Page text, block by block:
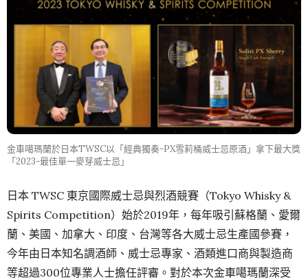
金車噶瑪蘭於日本TWSC以「經典獨奏-PX雪莉桶威士忌原酒」拿下最大獎
「2023-最佳單一麥芽威士忌」
日本 TWSC 東京國際威士忌與烈酒競賽（Tokyo Whisky &
Spirits Competition）始於2019年，每年吸引蘇格蘭、愛爾
蘭、美國、加拿大、印度、台灣等各大威士忌生產國參賽，
今年由日本知名調酒師、威士忌專家、酒類進口商與製造商
等超過300位專業人士擔任評審。對於本次金車噶瑪蘭深受